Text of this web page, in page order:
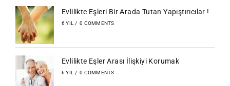
Evlilikte Eşleri Bir Arada Tutan Yapıştırıcılar !
6 YIL / 0 COMMENTS
Evlilikte Eşler Arası İlişkiyi Korumak
6 YIL / 0 COMMENTS